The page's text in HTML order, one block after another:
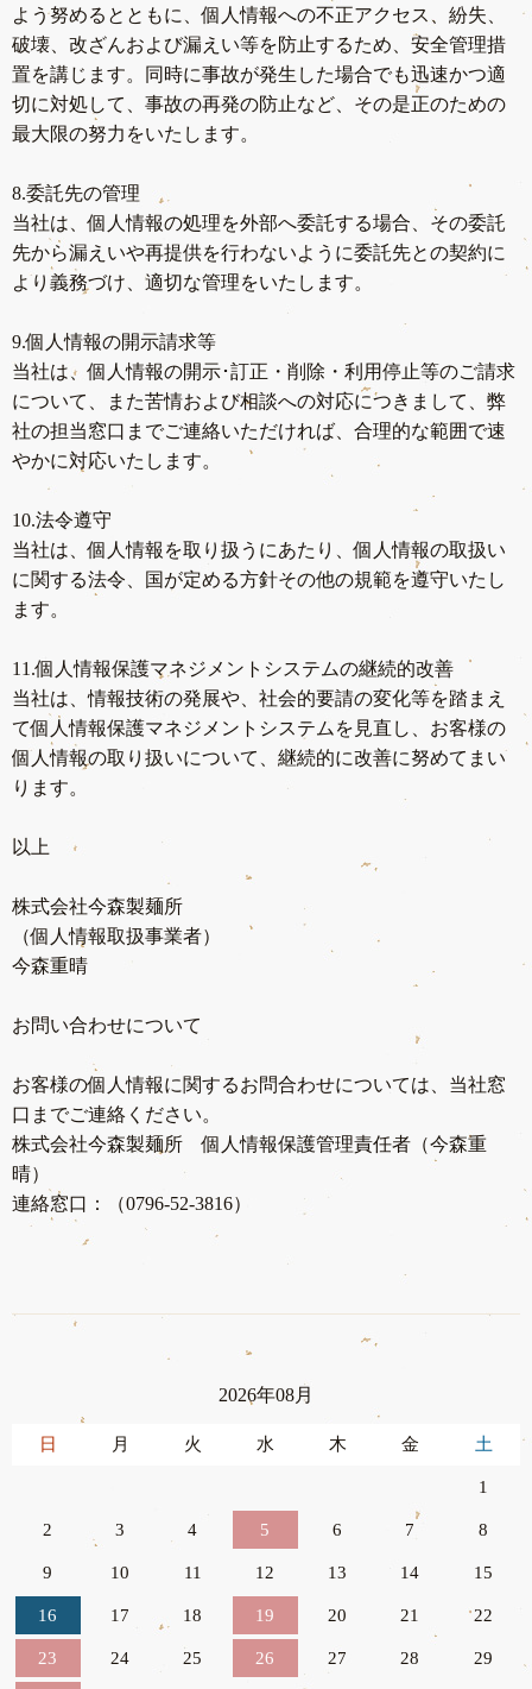
よう努めるとともに、個人情報への不正アクセス、紛失、
破壊、改ざんおよび漏えい等を防止するため、安全管理措
置を講じます。同時に事故が発生した場合でも迅速かつ適
切に対処して、事故の再発の防止など、その是正のための
最大限の努力をいたします。
8.委託先の管理
当社は、個人情報の処理を外部へ委託する場合、その委託
先から漏えいや再提供を行わないように委託先との契約に
より義務づけ、適切な管理をいたします。
9.個人情報の開示請求等
当社は、個人情報の開示･訂正・削除・利用停止等のご請求
について、また苦情および相談への対応につきまして、弊
社の担当窓口までご連絡いただければ、合理的な範囲で速
やかに対応いたします。
10.法令遵守
当社は、個人情報を取り扱うにあたり、個人情報の取扱い
に関する法令、国が定める方針その他の規範を遵守いたし
ます。
11.個人情報保護マネジメントシステムの継続的改善
当社は、情報技術の発展や、社会的要請の変化等を踏まえ
て個人情報保護マネジメントシステムを見直し、お客様の
個人情報の取り扱いについて、継続的に改善に努めてまい
ります。
以上
株式会社今森製麺所
（個人情報取扱事業者）
今森重晴
お問い合わせについて
お客様の個人情報に関するお問合わせについては、当社窓
口までご連絡ください。
株式会社今森製麺所 個人情報保護管理責任者（今森重
晴）
連絡窓口：（0796-52-3816）
2026年08月
日 月 火 水 木 金 土
1
2 3 4 5 6 7 8
9 10 11 12 13 14 15
16 17 18 19 20 21 22
23 24 25 26 27 28 29